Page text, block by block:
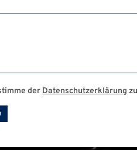
der Datenschutzerklärung